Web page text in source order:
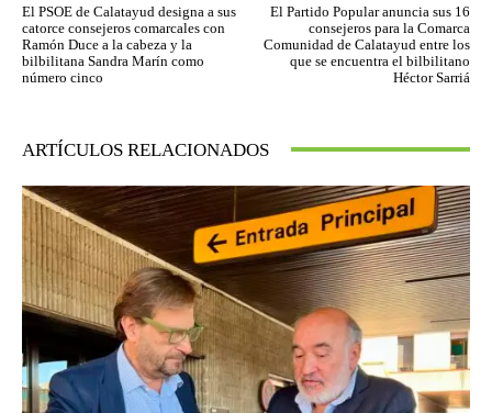
El PSOE de Calatayud designa a sus
catorce consejeros comarcales con
Ramón Duce a la cabeza y la
bilbilitana Sandra Marín como
número cinco
El Partido Popular anuncia sus 16
consejeros para la Comarca
Comunidad de Calatayud entre los
que se encuentra el bilbilitano
Héctor Sarriá
ARTÍCULOS RELACIONADOS